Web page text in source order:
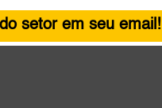
setor em seu email!